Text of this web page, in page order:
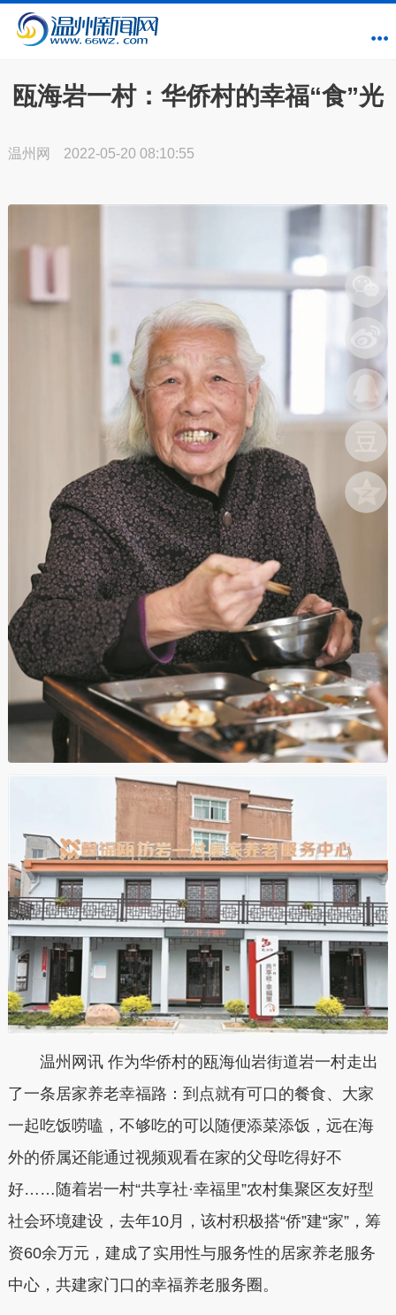
瓯海岩一村：华侨村的幸福“食”光
温州网 2022-05-20 08:10:55
温州网讯 作为华侨村的瓯海仙岩街道岩一村走出
了一条居家养老幸福路：到点就有可口的餐食、大家
一起吃饭唠嗑，不够吃的可以随便添菜添饭，远在海
外的侨属还能通过视频观看在家的父母吃得好不
好……随着岩一村“共享社·幸福里”农村集聚区友好型
社会环境建设，去年10月，该村积极搭“侨”建“家”，筹
资60余万元，建成了实用性与服务性的居家养老服务
中心，共建家门口的幸福养老服务圈。